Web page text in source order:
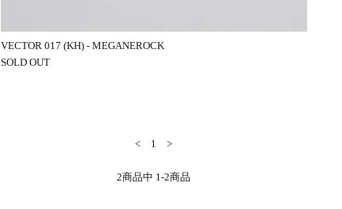
VECTOR 017 (KH) - MEGANEROCK
SOLD OUT
< 1 >
2商品中 1-2商品